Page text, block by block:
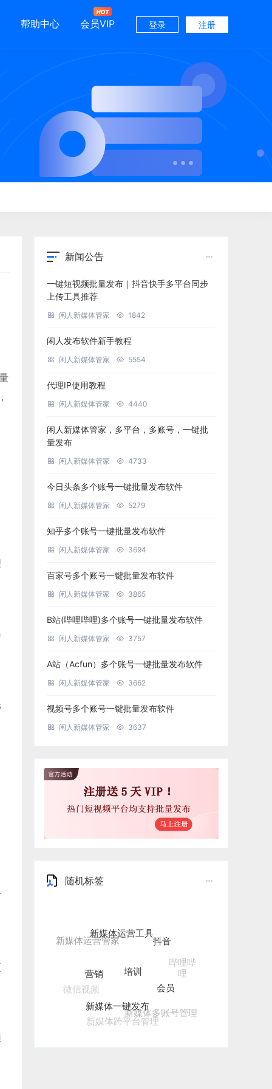
帮助中心 会员VIP 登录 注册
新闻公告
一键短视频批量发布｜抖音快手多平台同步
上传工具推荐
闲人新媒体管家 1842
闲人发布软件新手教程
闲人新媒体管家 5554
代理IP使用教程
闲人新媒体管家 4440
闲人新媒体管家，多平台，多账号，一键批
量发布
闲人新媒体管家 4733
今日头条多个账号一键批量发布软件
闲人新媒体管家 5279
知乎多个账号一键批量发布软件
闲人新媒体管家 3694
百家号多个账号一键批量发布软件
闲人新媒体管家 3865
B站(哔哩哔哩)多个账号一键批量发布软件
闲人新媒体管家 3757
A站（Acfun）多个账号一键批量发布软件
闲人新媒体管家 3662
视频号多个账号一键批量发布软件
闲人新媒体管家 3637
随机标签
哔哩哔
哩
微信视频
新媒体多账号管理
新媒体跨平台管理
新媒体一键发布